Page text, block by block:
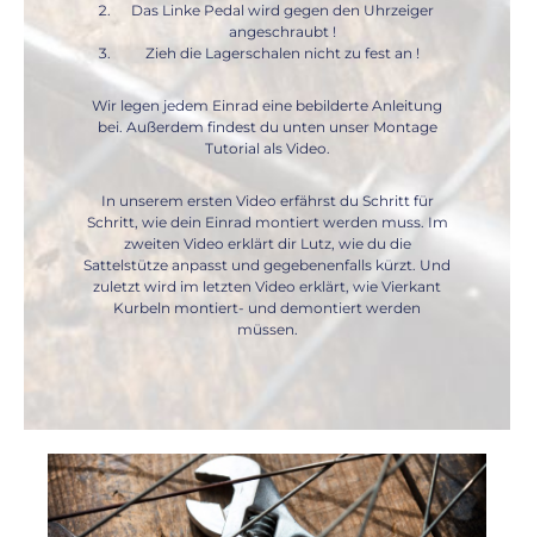
Das Linke Pedal wird gegen den Uhrzeiger
angeschraubt !
Zieh die Lagerschalen nicht zu fest an !
Wir legen jedem Einrad eine bebilderte Anleitung
bei. Außerdem findest du unten unser Montage
Tutorial als Video.
In unserem ersten Video erfährst du Schritt für
Schritt, wie dein Einrad montiert werden muss. Im
zweiten Video erklärt dir Lutz, wie du die
Sattelstütze anpasst und gegebenenfalls kürzt. Und
zuletzt wird im letzten Video erklärt, wie Vierkant
Kurbeln montiert- und demontiert werden
müssen.